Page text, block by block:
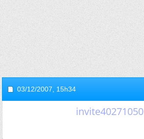
03/12/2007, 15h34
invite40271050